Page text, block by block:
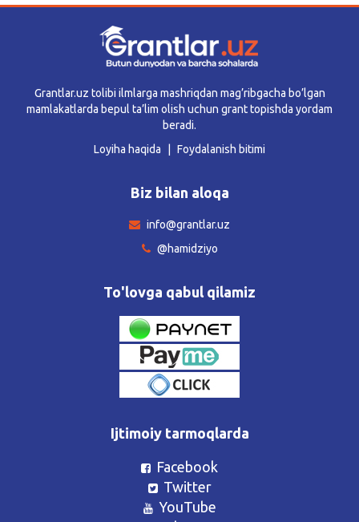
Grantlar.uz tolibi ilmlarga mashriqdan mag’ribgacha bo’lgan
mamlakatlarda bepul ta’lim olish uchun grant topishda yordam
beradi.
Loyiha haqida
Foydalanish bitimi
Biz bilan aloqa
info@grantlar.uz
@hamidziyo
To'lovga qabul qilamiz
Ijtimoiy tarmoqlarda
Facebook
Twitter
YouTube